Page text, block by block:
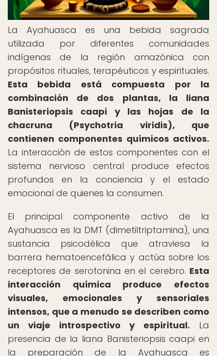
La Ayahuasca es una bebida sagrada
utilizada por diferentes comunidades
indígenas de la región amazónica con
propósitos rituales, terapéuticos y espirituales.
Esta bebida está compuesta por la
combinación de dos plantas, la liana
Banisteriopsis caapi y las hojas de la
chacruna (Psychotria viridis), que
contienen componentes químicos activos.
La interacción de estos componentes con el
sistema nervioso central produce efectos
profundos en la conciencia y el estado
emocional de quienes la consumen.
El principal componente activo de la
Ayahuasca es la DMT (dimetiltriptamina), una
sustancia psicodélica que atraviesa la
barrera hematoencefálica y actúa sobre los
receptores de serotonina en el cerebro. Esta
interacción química produce efectos
visuales, emocionales y sensoriales
intensos, que a menudo se describen como
un viaje introspectivo y espiritual. La
presencia de la liana Banisteriopsis caapi en
la preparación de la Ayahuasca es